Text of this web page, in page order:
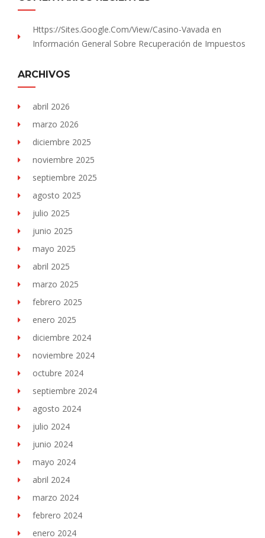
Https://sites.Google.com/view/Casino-Vavada en
Información General Sobre Recuperación de Impuestos
ARCHIVOS
abril 2026
marzo 2026
diciembre 2025
noviembre 2025
septiembre 2025
agosto 2025
julio 2025
junio 2025
mayo 2025
abril 2025
marzo 2025
febrero 2025
enero 2025
diciembre 2024
noviembre 2024
octubre 2024
septiembre 2024
agosto 2024
julio 2024
junio 2024
mayo 2024
abril 2024
marzo 2024
febrero 2024
enero 2024